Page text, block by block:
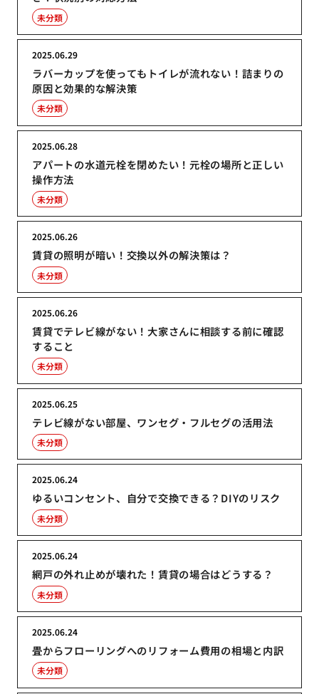
未分類
ラバーカップを使ってもトイレが流れない！詰まりの
原因と効果的な解決策
2025.06.29
未分類
アパートの水道元栓を閉めたい！元栓の場所と正しい
操作方法
2025.06.28
未分類
賃貸の照明が暗い！交換以外の解決策は？
2025.06.26
未分類
賃貸でテレビ線がない！大家さんに相談する前に確認
すること
2025.06.26
未分類
テレビ線がない部屋、ワンセグ・フルセグの活用法
2025.06.25
未分類
ゆるいコンセント、自分で交換できる？DIYのリスク
2025.06.24
未分類
網戸の外れ止めが壊れた！賃貸の場合はどうする？
2025.06.24
未分類
畳からフローリングへのリフォーム費用の相場と内訳
2025.06.24
未分類